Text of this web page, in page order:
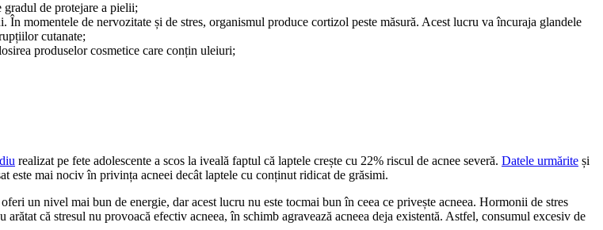
gradul de protejare a pielii;
momentele de nervozitate și de stres, organismul produce cortizol peste măsură. Acest lucru va încuraja glandele
cutanate;
produselor cosmetice care conțin uleiuri;
realizat pe fete adolescente a scos la iveală faptul că laptele crește cu 22% riscul de acnee severă. Datele urmărite și
este mai nociv în privința acneei decât laptele cu conținut ridicat de grăsimi.
un nivel mai bun de energie, dar acest lucru nu este tocmai bun în ceea ce privește acneea. Hormonii de stres
că stresul nu provoacă efectiv acneea, în schimb agravează acneea deja existentă. Astfel, consumul excesiv de